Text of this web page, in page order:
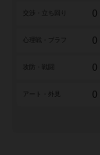
0
0
0
アート・外見 0